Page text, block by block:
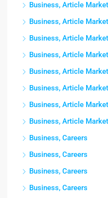
Business, Article
Business, Article
Business, Article
Business, Article
Business, Article
Business, Article
Business, Article
Business, Article
Business, Careers
Business, Careers
Business, Careers
Business, Careers